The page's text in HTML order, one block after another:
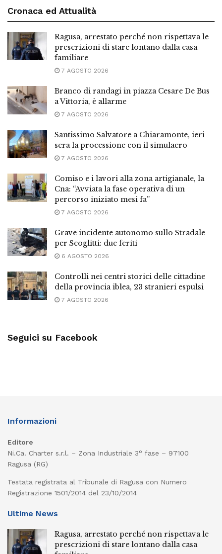
Cronaca ed Attualità
Ragusa, arrestato perché non rispettava le
prescrizioni di stare lontano dalla casa
familiare
7 AGOSTO 2026
Branco di randagi in piazza Cesare De Bus
a Vittoria, è allarme
7 AGOSTO 2026
Santissimo Salvatore a Chiaramonte, ieri
sera la processione con il simulacro
7 AGOSTO 2026
Comiso e i lavori alla zona artigianale, la
Cna: “Avviata la fase operativa di un
percorso iniziato mesi fa”
7 AGOSTO 2026
Grave incidente autonomo sullo Stradale
per Scoglitti: due feriti
6 AGOSTO 2026
Controlli nei centri storici delle cittadine
della provincia iblea, 23 stranieri espulsi
7 AGOSTO 2026
Seguici su Facebook
Informazioni
Editore
Ni.Ca. Charter s.r.l. – Zona Industriale 3° fase – 97100
Ragusa (RG)
Testata registrata al Tribunale di Ragusa con Numero
Registrazione 1501/2014 del 23/10/2014
Ultime News
Ragusa, arrestato perché non rispettava le
prescrizioni di stare lontano dalla casa